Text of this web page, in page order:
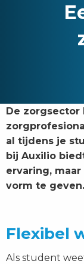
De zorgsector
al tijdens je
bij Auxilio
ervaring,
vorm te geven.
Flexibel
Als student